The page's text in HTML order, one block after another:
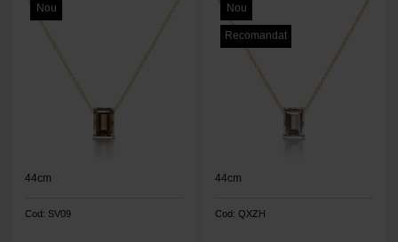
Nou
44cm
Cod: SV09
Nou
Recomandat
44cm
Cod: QXZH